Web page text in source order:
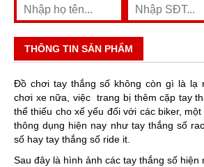
THÔNG TIN SẢN PHẨM
Đồ chơi tay thắng số không còn gì là lạ
chơi xe nữa, việc trang bị thêm cặp tay
thể thiếu cho xế yếu đối với các biker,
thông dụng hiện nay như tay thắng số
số hay tay thắng số ride it.
Sau đây là hình ảnh các tay thắng số hiện